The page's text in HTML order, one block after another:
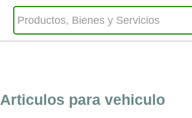
Articulos para vehiculo